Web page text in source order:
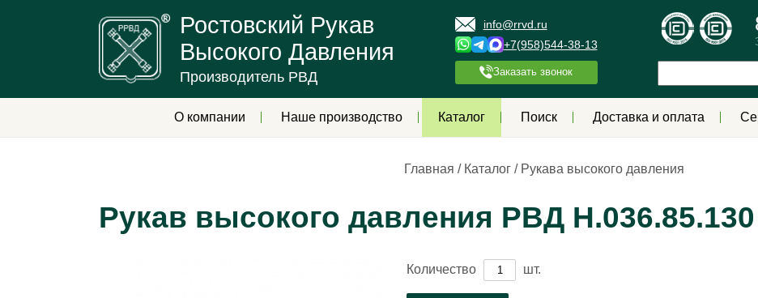
Ростовский Рукав
Высокого Давления
Производитель РВД
info@rrvd.ru
+7(958)544-38-13
Заказать звонок
О компании Наше производство Каталог Поиск Доставка и оплата
Главная / Каталог / Рукава высокого давления
Рукав высокого давления РВД
Количество шт.